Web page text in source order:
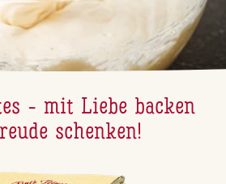
- mit Liebe backen
schenken!